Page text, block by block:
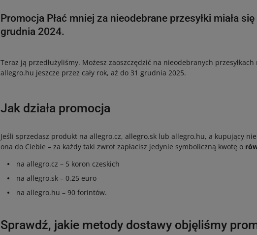
Promocja Płać mniej za nieodebrane przesyłki miała
grudnia 2024.
Teraz ją przedłużyliśmy. Możesz zaoszczędzić na nieodebranych
allegro.hu jeszcze przez cały rok, aż do 31 grudnia 2025.
Jak działa promocja
Jeśli sprzedasz produkt na allegro.cz, allegro.sk lub allegro.hu, a kupujący
ona do Ciebie – za każdy taki zwrot zapłacisz jedynie symboliczną kwotę o
na allegro.cz – 5 koron czeskich
na allegro.sk – 0,25 euro
na allegro.hu – 90 forintów.
Sprawdź, jakie metody dostawy objęliśmy